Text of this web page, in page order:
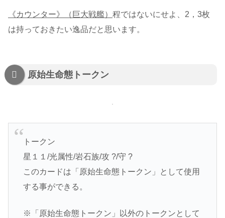
《カウンター》（巨大戦艦） 程ではないにせよ、2，3枚
は持っておきたい逸品だと思います。
原始生命態トークン
トークン
星１１/光属性/岩石族/攻 ?/守 ?
このカードは「原始生命態トークン」として使用
する事ができる。
※「原始生命態トークン」以外のトークンとして